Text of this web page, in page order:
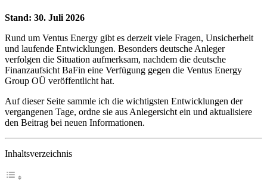
Stand: 30. Juli 2026
Rund um Ventus Energy gibt es derzeit viele Fragen, Unsicherheit
und laufende Entwicklungen. Besonders deutsche Anleger
verfolgen die Situation aufmerksam, nachdem die deutsche
Finanzaufsicht BaFin eine Verfügung gegen die Ventus Energy
Group OÜ veröffentlicht hat.
Auf dieser Seite sammle ich die wichtigsten Entwicklungen der
vergangenen Tage, ordne sie aus Anlegersicht ein und aktualisiere
den Beitrag bei neuen Informationen.
Inhaltsverzeichnis